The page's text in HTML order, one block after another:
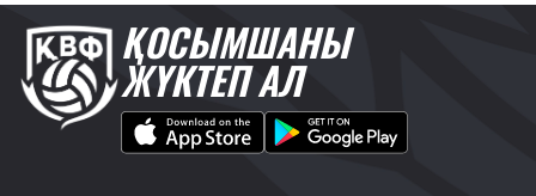
ҚОСЫМШАНЫ
ЖҮКТЕП АЛ